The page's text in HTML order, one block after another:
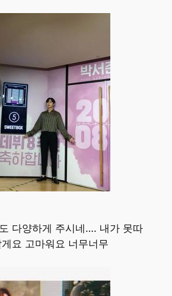
다양하게 주시네…. 내가 못따
요 고마워요 너무너무